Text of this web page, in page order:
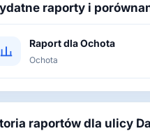
raporty i
Raport dla Ochota
Ochota
raportów dla ulicy